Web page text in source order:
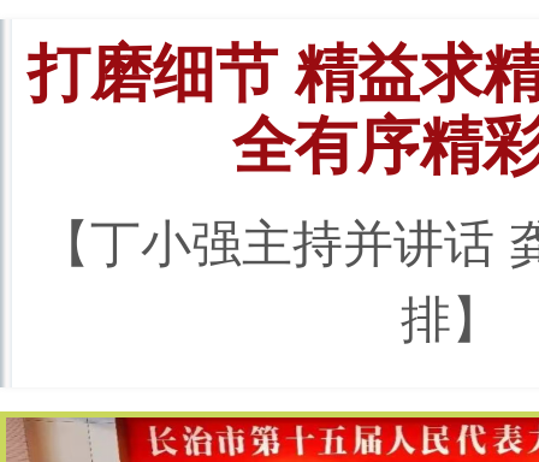
打磨细节 精益求
全有序精
【丁小强主持并讲话
排】